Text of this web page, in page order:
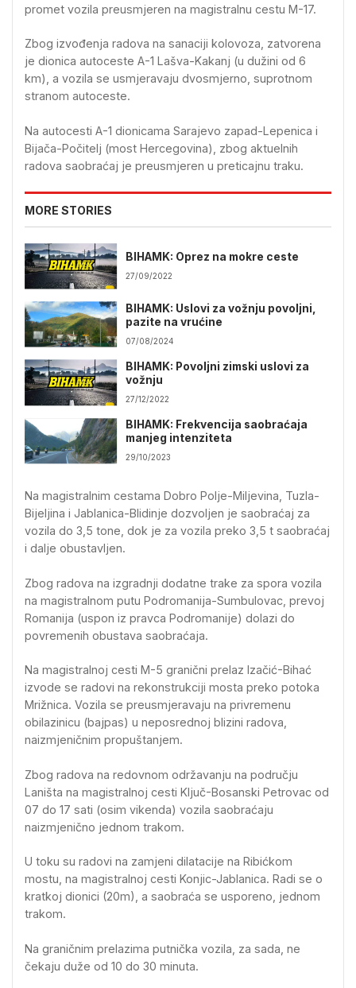
promet vozila preusmjeren na magistralnu cestu M-17.
Zbog izvođenja radova na sanaciji kolovoza, zatvorena
je dionica autoceste A-1 Lašva-Kakanj (u dužini od 6
km), a vozila se usmjeravaju dvosmjerno, suprotnom
stranom autoceste.
Na autocesti A-1 dionicama Sarajevo zapad-Lepenica i
Bijača-Počitelj (most Hercegovina), zbog aktuelnih
radova saobraćaj je preusmjeren u preticajnu traku.
MORE STORIES
BIHAMK: Oprez na mokre ceste
27/09/2022
BIHAMK: Uslovi za vožnju povoljni,
pazite na vrućine
07/08/2024
BIHAMK: Povoljni zimski uslovi za
vožnju
27/12/2022
BIHAMK: Frekvencija saobraćaja
manjeg intenziteta
29/10/2023
Na magistralnim cestama Dobro Polje-Miljevina, Tuzla-
Bijeljina i Jablanica-Blidinje dozvoljen je saobraćaj za
vozila do 3,5 tone, dok je za vozila preko 3,5 t saobraćaj
i dalje obustavljen.
Zbog radova na izgradnji dodatne trake za spora vozila
na magistralnom putu Podromanija-Sumbulovac, prevoj
Romanija (uspon iz pravca Podromanije) dolazi do
povremenih obustava saobraćaja.
Na magistralnoj cesti M-5 granični prelaz Izačić-Bihać
izvode se radovi na rekonstrukciji mosta preko potoka
Mrižnica. Vozila se preusmjeravaju na privremenu
obilazinicu (bajpas) u neposrednoj blizini radova,
naizmjeničnim propuštanjem.
Zbog radova na redovnom održavanju na području
Laništa na magistralnoj cesti Ključ-Bosanski Petrovac od
07 do 17 sati (osim vikenda) vozila saobraćaju
naizmjenično jednom trakom.
U toku su radovi na zamjeni dilatacije na Ribićkom
mostu, na magistralnoj cesti Konjic-Jablanica. Radi se o
kratkoj dionici (20m), a saobraća se usporeno, jednom
trakom.
Na graničnim prelazima putnička vozila, za sada, ne
čekaju duže od 10 do 30 minuta.